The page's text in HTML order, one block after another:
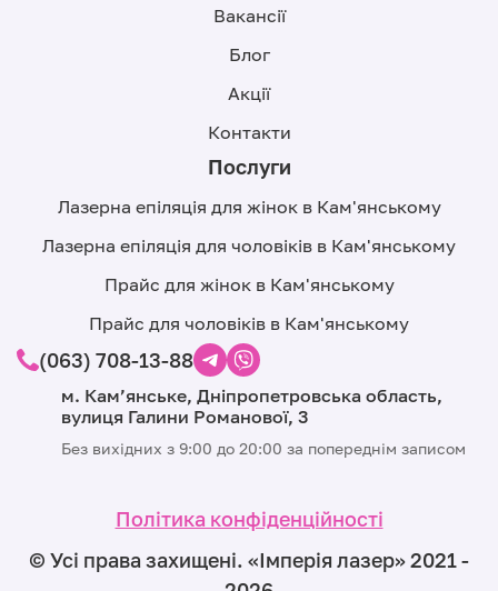
Вакансії
Блог
Акції
Контакти
Послуги
Лазерна епіляція для жінок в Кам'янському
Лазерна епіляція для чоловіків в Кам'янському
Прайс для жінок в Кам'янському
Прайс для чоловіків в Кам'янському
(063) 708-13-88
м. Кам’янське, Дніпропетровська область,
вулиця Галини Романової, 3
Без вихідних з 9:00 до 20:00 за попереднім записом
Політика конфіденційності
© Усі права захищені. «Iмпeрiя лазер» 2021 -